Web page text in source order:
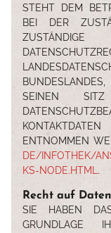
TEHT DEM
EI DER
USTÄNDIGE
EINEN
NTNOMMEN
DE/INFOTHEK/
KS-NODE.HTML.
Recht auf
SIE HABEN
GRUNDLAGE